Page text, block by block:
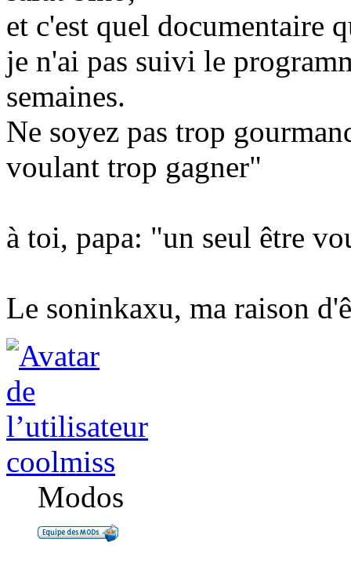
et c'est quel documentaire
je n'ai pas suivi le
semaines.
Ne soyez pas trop
voulant trop gagner"
à toi, papa: "un seul être
Le soninkaxu, ma raison
coolmiss
Modos